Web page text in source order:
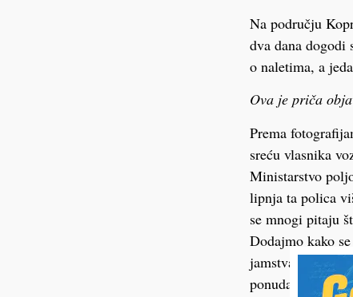
Na području
dva dana dogodi
o naletima, a
Ova je priča
Prema
sreću vlasnika
Ministarstvo
lipnja ta polica
se mnogi pitaju
Dodajmo kako
jamstva.
ponuda iznosila